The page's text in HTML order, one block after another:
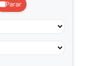
Parar